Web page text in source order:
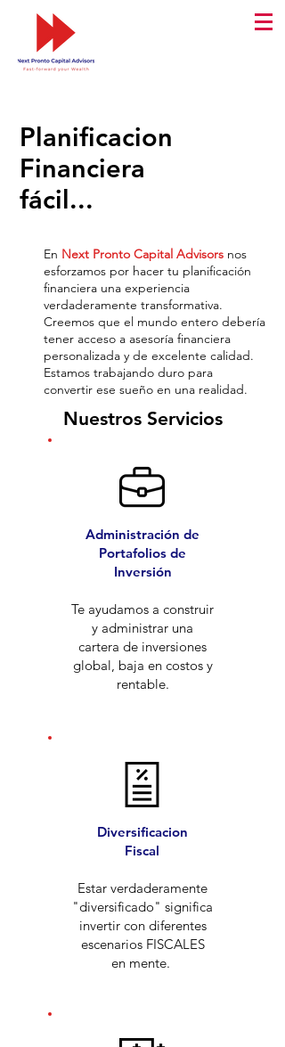
Planificacion
Financiera
fácil...
En Next Pronto Capital Advisors nos
esforzamos por hacer tu planificación
financiera una experiencia
verdaderamente transformativa.
Creemos que el mundo entero debería
tener acceso a asesoría financiera
personalizada y de excelente calidad.
Estamos trabajando duro para
convertir ese sueño en una realidad.
Nuestros Servicios
Administración de
Portafolios de
Inversión
Te ayudamos a construir
y administrar una
cartera de inversiones
global, baja en costos y
rentable.
Diversificacion
Fiscal
Estar verdaderamente
"diversificado" significa
invertir con diferentes
escenarios FISCALES
en mente.